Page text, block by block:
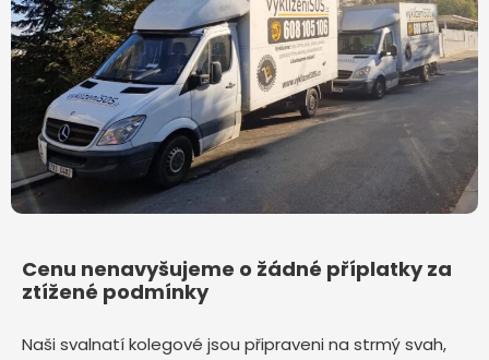
Cenu nenavyšujeme o žádné příplatky za
ztížené podmínky
Naši svalnatí kolegové jsou připraveni na strmý svah,